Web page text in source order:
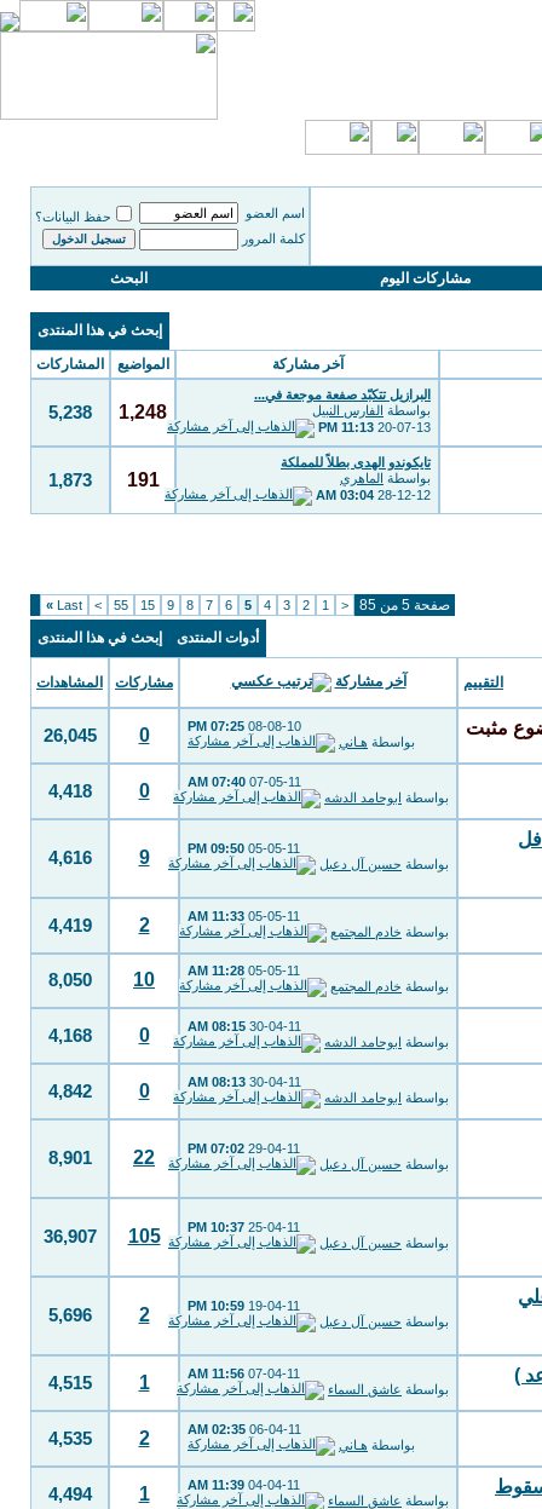
اسم العضو
حفظ البيانات؟
كلمة المرور
مشاركات اليوم البحث
إبحث في هذا المنتدى
آخر مشاركة
المواضيع المشاركات
البرازيل تتكبّد صفعة موجعة في...
بواسطة الفارس النبيل
20-07-13
11:13 PM
1,248
5,238
تايكوندو الهدى بطلاً للمملكة
بواسطة الماهري
28-12-12
03:04 AM
191
1,873
صفحة 5 من 85 <
1
2
3
4
5
6
7
8
9
15
55
>
Last
»
أدوات المنتدى إبحث في هذا المنتدى
التقييم آخر مشاركة مشاركات المشاهدات
08-08-10
07:25 PM
بواسطة هـاني 0
26,045
07-05-11
07:40 AM
بواسطة ابوحامد الدشه 0
4,418
05-05-11
09:50 PM
بواسطة حسين آل دعبل 9
4,616
05-05-11
11:33 AM
بواسطة خادم المجتمع 2
4,419
05-05-11
11:28 AM
بواسطة خادم المجتمع 10
8,050
30-04-11
08:15 AM
بواسطة ابوحامد الدشه 0
4,168
30-04-11
08:13 AM
بواسطة ابوحامد الدشه 0
4,842
29-04-11
07:02 PM
بواسطة حسين آل دعبل 22
8,901
25-04-11
10:37 PM
بواسطة حسين آل دعبل 105
36,907
علي 19-04-11
10:59 PM
بواسطة حسين آل دعبل 2
5,696
)
07-04-11
11:56 AM
بواسطة عاشق السماء 1
4,515
06-04-11
02:35 AM
بواسطة هـاني 2
4,535
04-04-11
11:39 AM
بواسطة عاشق السماء 1
4,494